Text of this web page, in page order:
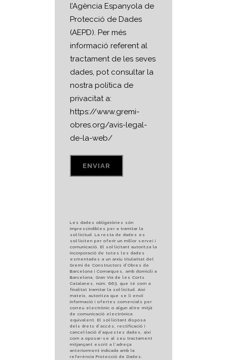
l’Agència Espanyola de
Protecció de Dades
(AEPD). Per més
informació referent al
tractament de les seves
dades, pot consultar la
nostra política de
privacitat a:
https://www.gremi-
obres.org/avis-legal-
de-la-web/
Les dades obligatòries són
imprescindibles per a tramitar la
sol·licitud. La resta de dades es
sol·liciten per oferir un millor servei i
comunicació. El sol·licitant autoritza la
incorporació de totes les dades
esmentades a un arxiu titularitat del
Gremi de Constructors d’Obres de
Barcelona i Comarques, amb domicili a
Barcelona, Gran Via de les Corts
Catalanes, núm. 663, que té com a
finalitat tramitar la sol·licitud. Així
mateix, autoritza que se li enviï
informació i ofertes comercials per
correu electrònic o algun altre mitjà
de comunicació electrònica
equivalent. El sol·licitant disposa
dels drets d’accés, rectificació i
cancel·lació d’aquestes dades, així
com a oposar-se al seu tractament
mitjançant escrit a l’adreça
anteriorment indicada amb la
referència Protecció de Dades.